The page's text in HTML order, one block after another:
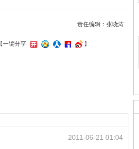
责任编辑：张晓涛
【一键分享 】
2011-06-21 01:04